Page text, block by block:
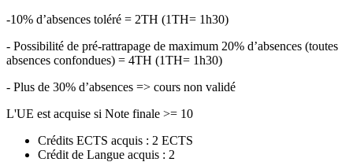
-10% d’absences toléré = 2TH (1TH= 1h30)
- Possibilité de pré-rattrapage de maximum 20% d’absences (toutes
absences confondues) = 4TH (1TH= 1h30)
- Plus de 30% d’absences => cours non validé
L'UE est acquise si Note finale >= 10
Crédits ECTS acquis : 2 ECTS
Crédit de Langue acquis : 2